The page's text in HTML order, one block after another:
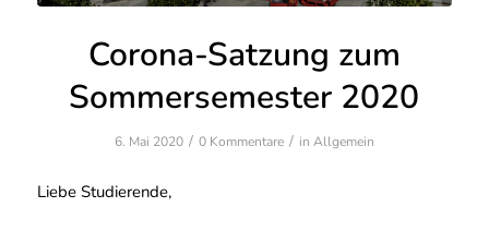
Corona-Satzung zum
Sommersemester 2020
6. Mai 2020 / 0 Kommentare / in Allgemein
Liebe Studierende,